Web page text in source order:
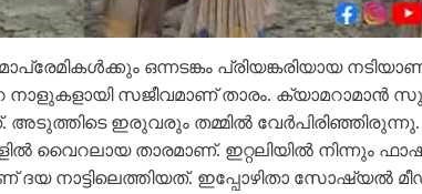
ഒന്നടങ്കം പ്രിയങ്കരിയായ നടിയാണ്
നാളുകളായി സജീവമാണ് താരം.
അടുത്തിടെ ഇരുവരും തമ്മിൽ
വൈറലായ താരമാണ്. ഇറ്റലിയിൽ നിന്നും
ദയ നാട്ടിലെത്തിയത്. ഇപ്പോഴിതാ സോഷ്യൽ